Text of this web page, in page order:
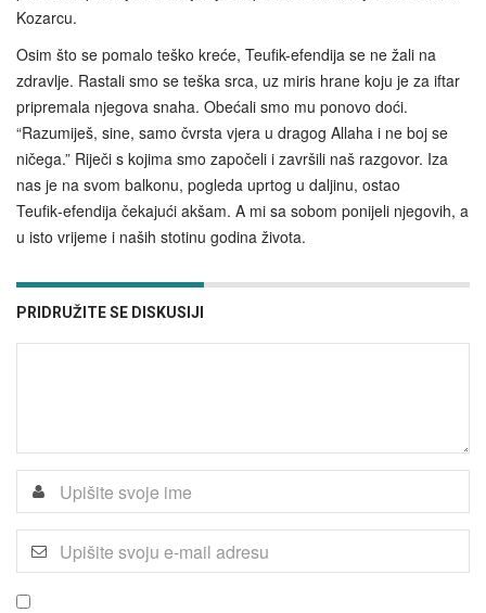
Kozarcu.
Osim što se pomalo teško kreće, Teufik-efendija se ne žali na
zdravlje. Rastali smo se teška srca, uz miris hrane koju je za iftar
pripremala njegova snaha. Obećali smo mu ponovo doći.
“Razumiješ, sine, samo čvrsta vjera u dragog Allaha i ne boj se
ničega.” Riječi s kojima smo započeli i završili naš razgovor. Iza
nas je na svom balkonu, pogleda uprtog u daljinu, ostao
Teufik‑efendija čekajući akšam. A mi sa sobom ponijeli njegovih, a
u isto vrijeme i naših stotinu godina života.
PRIDRUŽITE SE DISKUSIJI